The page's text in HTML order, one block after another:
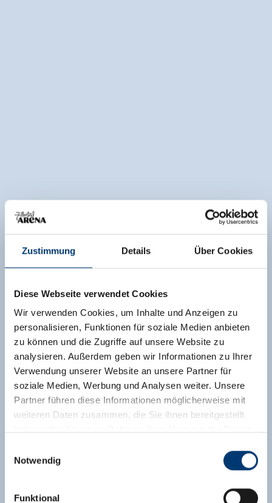
Zustimmung Details Über Cookies
Diese Webseite verwendet Cookies
Wir verwenden Cookies, um Inhalte und Anzeigen zu
personalisieren, Funktionen für soziale Medien anbieten
zu können und die Zugriffe auf unsere Website zu
analysieren. Außerdem geben wir Informationen zu Ihrer
Verwendung unserer Website an unsere Partner für
soziale Medien, Werbung und Analysen weiter. Unsere
Partner führen diese Informationen möglicherweise mit
weiteren Daten zusammen, die Sie ihnen bereitgestellt
Notwendig
Funktional